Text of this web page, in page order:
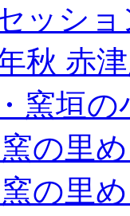
ッショ
秋 赤
窯垣の
の里
の里